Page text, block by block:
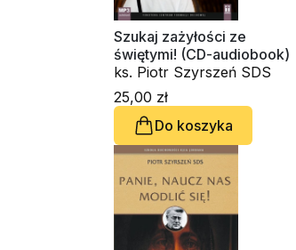
Szukaj zażyłości ze
świętymi! (CD-audiobook)
ks. Piotr Szyrszeń SDS
25,00 zł
Do koszyka